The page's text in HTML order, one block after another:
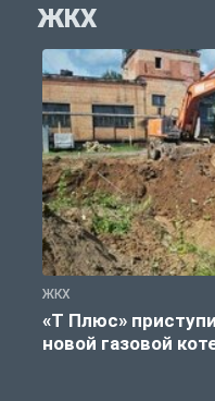
ЖКХ
ЖКХ
«Т Плюс»
новой газовой